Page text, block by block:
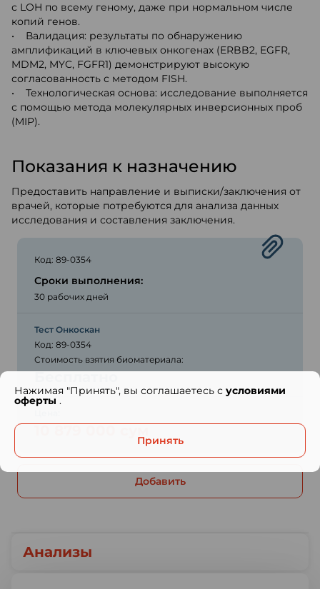
Анализы
с LOH по всему геному, даже при нормальном числе
копий генов.
• Валидация: результаты по обнаружению
амплификаций в ключевых онкогенах (ERBB2, EGFR,
MDM2, MYC, FGFR1) демонстрируют высокую
согласованность с методом FISH.
• Технологическая основа: исследование выполняется
с помощью метода молекулярных инверсионных проб
(MIP).
Показания к назначению
Предоставить направление и выписки/заключения от
врачей, которые потребуются для анализа данных
исследования и составления заключения.
Код: 89-0354
Сроки выполнения:
30 рабочих дней
Тест Онкоскан
Код: 89-0354
Стоимость взятия биоматериала:
Бесплатно
Добавить
Нажимая "Принять", вы соглашаетесь с условиями
оферты .
Принять